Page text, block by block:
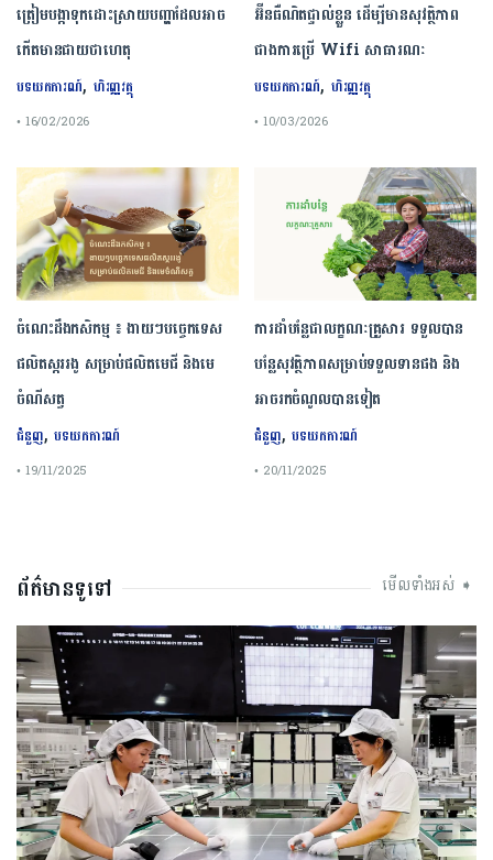
អ៊ីនធឺណិតផ្ទាល់ខ្លួន ដើម្បីមានសុវត្ថិភាព
ជាងការប្រើ Wifi​ សាធារណៈ
បទយកការណ៍, ហិរញ្ញវត្ថុ
• 10/03/2026
ត្រៀមបង្កាទុកដោះស្រាយបញ្ហាដែលអាច
កើតមានជាយថាហេតុ
បទយកការណ៍, ហិរញ្ញវត្ថុ
• 16/02/2026
ការដាំបន្លែជាលក្ខណៈគ្រួសារ ទទួលបាន
បន្លែសុវត្ថិភាពសម្រាប់ទទួលទានផង និង
អាចរកចំណូលបានទៀត
ជំនួញ,បទយកការណ៍
• 20/11/2025
ចំណេះដឹងកសិកម្ម ៖ ងាយៗបច្ចេកទេស
ផលិតស្កររងូ សម្រាប់ផលិតមេជី និងមេ
ចំណីសត្វ
ជំនួញ,បទយកការណ៍
• 19/11/2025
ព័ត៌មានទូទៅ មើលទាំងអស់ ➧